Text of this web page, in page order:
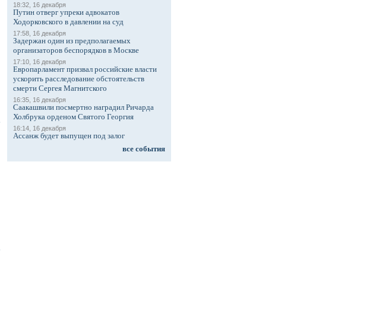
18:32, 16 декабря
Путин отверг упреки адвокатов
Ходорковского в давлении на суд
17:58, 16 декабря
Задержан один из предполагаемых
организаторов беспорядков в Москве
17:10, 16 декабря
Европарламент призвал российские власти
ускорить расследование обстоятельств
смерти Сергея Магнитского
16:35, 16 декабря
Саакашвили посмертно наградил Ричарда
Холбрука орденом Святого Георгия
16:14, 16 декабря
Ассанж будет выпущен под залог
все события